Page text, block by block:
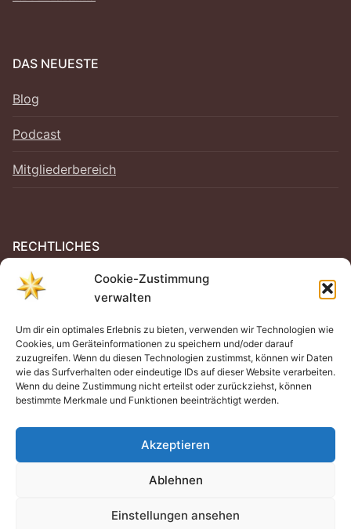
Cookie-Zustimmung
verwalten
Um dir ein optimales Erlebnis zu bieten, verwenden wir Technologien wie
Cookies, um Geräteinformationen zu speichern und/oder darauf
zuzugreifen. Wenn du diesen Technologien zustimmst, können wir Daten
wie das Surfverhalten oder eindeutige IDs auf dieser Website verarbeiten.
Wenn du deine Zustimmung nicht erteilst oder zurückziehst, können
bestimmte Merkmale und Funktionen beeinträchtigt werden.
Akzeptieren
Ablehnen
Einstellungen ansehen
DAS NEUESTE
Blog
Podcast
Mitgliederbereich
RECHTLICHES
Impressum
Cookie-Richtlinie (EU)
Copyright © 2026 Deutscher Druiden-Orden VAOD e.V.